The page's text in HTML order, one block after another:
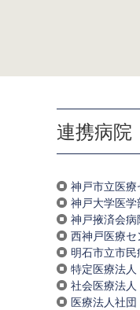
連携病院
神戸市立医
神戸大学医
神戸掖済会病
西神戸医療セ
明石市立市民
特定医療法
社会医療法
医療法人社